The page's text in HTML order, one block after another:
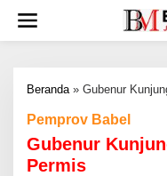
w
Beranda» Gubenur
Pemprov Babel
Gubenur
Permis